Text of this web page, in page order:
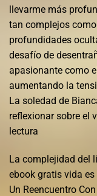
llevarme más
tan complejos
profundidades
desafío de
apasionante como
aumentando la
La soledad de
reflexionar sobre el
lectura
La complejidad del
ebook gratis vida
Un Reencuentro